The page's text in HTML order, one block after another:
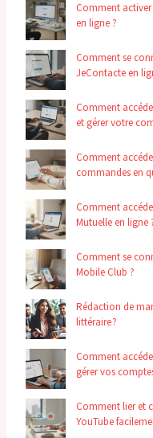
Comment
en ligne ?
Comment se
JeContacte en
Comment
et gérer votre
Comment
commandes en
Comment
Mutuelle en ligne
Comment se
Mobile Club ?
Rédaction de
littéraire ?
Comment
gérer vos
Comment lier et
YouTube